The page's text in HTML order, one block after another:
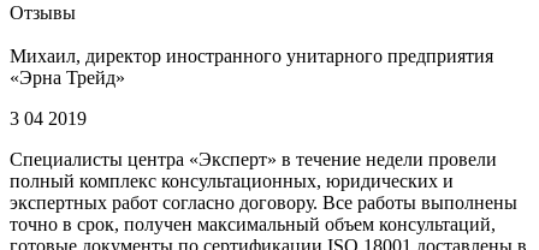
Отзывы
Михаил, директор иностранного унитарного предприятия
«Эрна Трейд»
3 04 2019
Специалисты центра «Эксперт» в течение недели провели
полный комплекс консультационных, юридических и
экспертных работ согласно договору. Все работы выполнены
точно в срок, получен максимальный объем консультаций,
готовые документы по сертификации ISO 18001 доставлены в